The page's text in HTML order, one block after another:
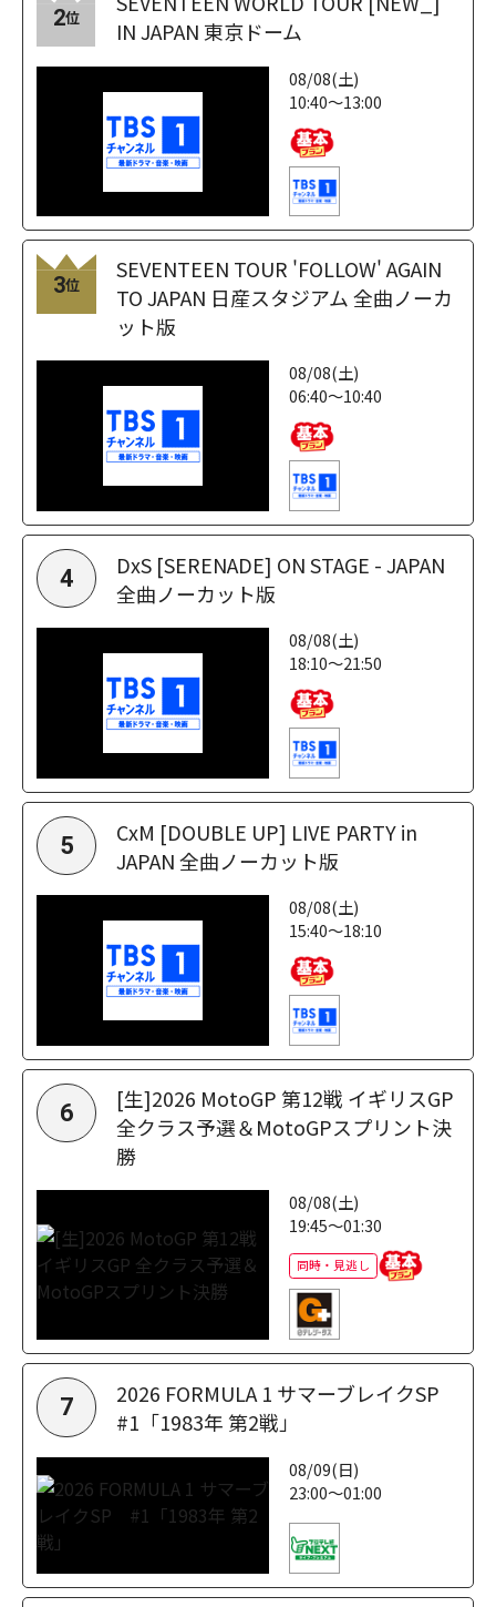
2位
IN JAPAN 東京ドーム
08/08(土)
10:40～13:00
3位
SEVENTEEN TOUR 'FOLLOW' AGAIN
TO JAPAN 日産スタジアム 全曲ノーカ
ット版
08/08(土)
06:40～10:40
4
DxS [SERENADE] ON STAGE - JAPAN
全曲ノーカット版
08/08(土)
18:10～21:50
5
CxM [DOUBLE UP] LIVE PARTY in
JAPAN 全曲ノーカット版
08/08(土)
15:40～18:10
6
[生]2026 MotoGP 第12戦 イギリスGP
全クラス予選＆MotoGPスプリント決
勝
08/08(土)
19:45～01:30
同時・見逃し
7
2026 FORMULA 1 サマーブレイクSP
#1「1983年 第2戦」
08/09(日)
23:00～01:00